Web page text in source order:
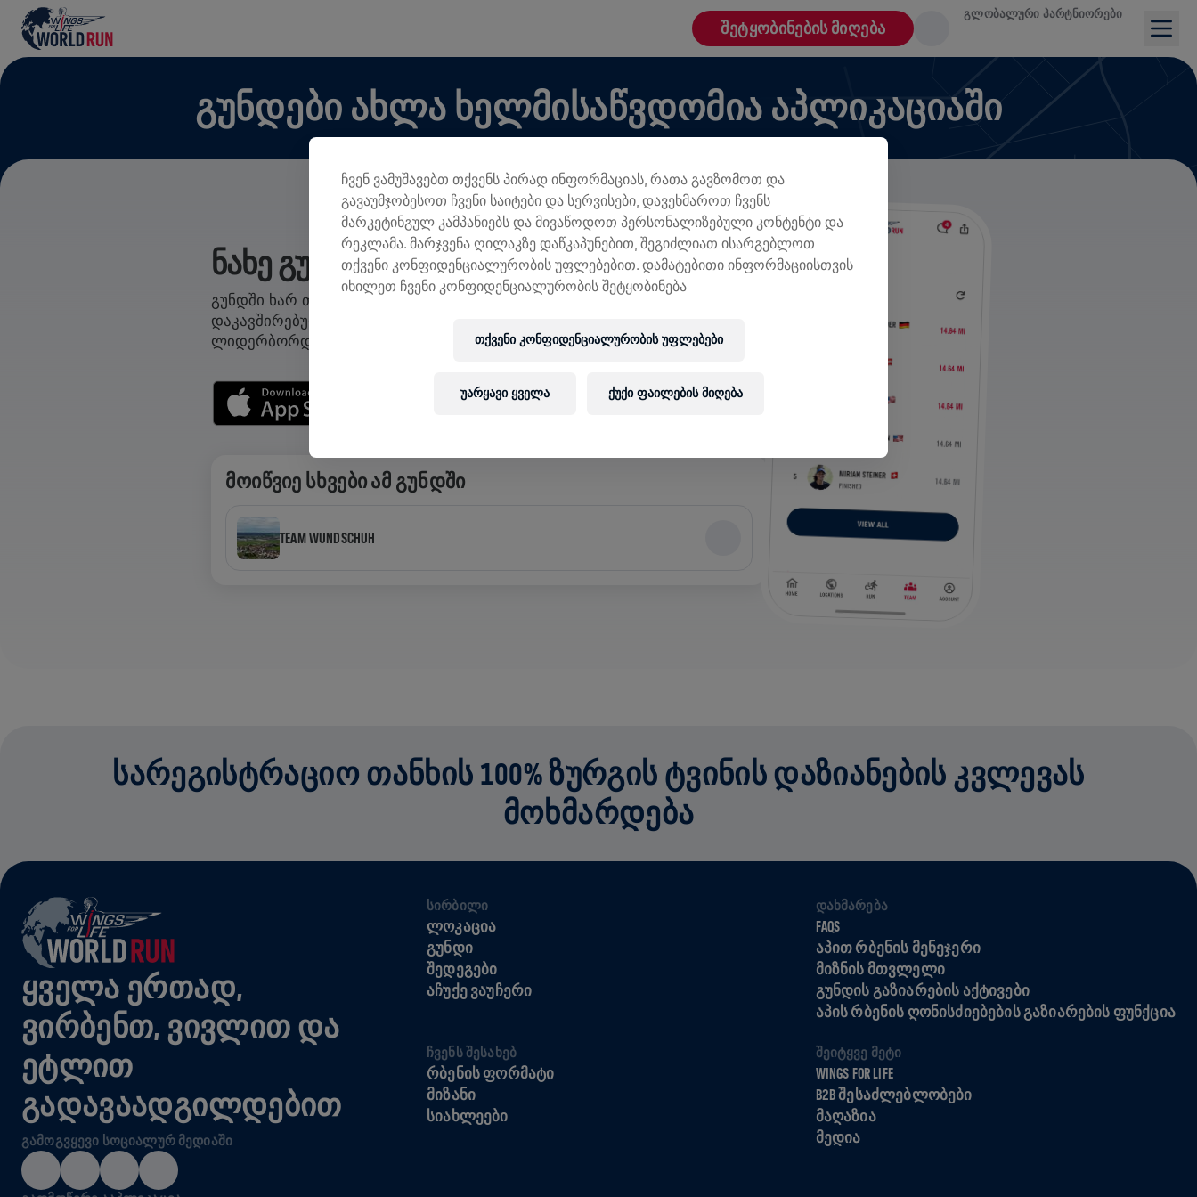
ᲨᲔᲢᲧᲝᲑᲘᲜᲔᲑᲘᲡ ᲛᲘᲦᲔᲑᲐ
ᲒᲚᲝᲑᲐᲚᲣᲠᲘ ᲞᲐᲠᲢᲜᲘᲝᲠᲔᲑᲘ
ᲒᲣᲜᲓᲔᲑᲘ ᲐᲮᲚᲐ ᲮᲔᲚᲛᲘᲡᲐᲬᲕᲓᲝᲛᲘᲐ ᲐᲞᲚᲘᲙᲐᲪᲘᲐᲨᲘ
ᲜᲐᲮᲔ ᲒᲣᲜᲓᲔᲑᲘ ᲐᲞᲚᲘᲙᲐᲪᲘᲐᲨᲘ
გუნდში ხარ თუ საკუთარს ქმნი, აპლიკაციაში შეისწავლეთ Teams-თან
დაკავშირებული ყველაფერი — ისაუბრეთ, თვალყური ადევნეთ თქვენს
ლიდერბორდს და ერთად აღნიშნეთ.
ᲛᲝᲘᲬᲕᲘᲔ ᲡᲮᲕᲔᲑᲘ ᲐᲛ ᲒᲣᲜᲓᲨᲘ
TEAM WUNDSCHUH
ᲡᲐᲠᲔᲒᲘᲡᲢᲠᲐᲪᲘᲝ ᲗᲐᲜᲮᲘᲡ 100% ᲖᲣᲠᲒᲘᲡ ᲢᲕᲘᲜᲘᲡ ᲓᲐᲖᲘᲐᲜᲔᲑᲘᲡ ᲙᲕᲚᲔᲕᲐᲡ
ᲛᲝᲮᲛᲐᲠᲓᲔᲑᲐ
ᲧᲕᲔᲚᲐ ᲔᲠᲗᲐᲓ,
ᲕᲘᲠᲑᲔᲜᲗ, ᲕᲘᲕᲚᲘᲗ ᲓᲐ
ᲔᲢᲚᲘᲗ
ᲒᲐᲓᲐᲕᲐᲐᲓᲒᲘᲚᲓᲔᲑᲘᲗ
ᲒᲐᲛᲝᲒᲕᲧᲔᲕᲘ ᲡᲝᲪᲘᲐᲚᲣᲠ ᲛᲔᲓᲘᲐᲨᲘ
ᲡᲘᲠᲑᲘᲚᲘ
ᲚᲝᲙᲐᲪᲘᲐ
ᲒᲣᲜᲓᲘ
ᲨᲔᲓᲔᲒᲔᲑᲘ
ᲐᲩᲣᲥᲔ ᲕᲐᲣᲩᲔᲠᲘ
ᲓᲐᲮᲛᲐᲠᲔᲑᲐ
FAQS
ᲐᲞᲘᲗ ᲠᲑᲔᲜᲘᲡ ᲛᲔᲜᲔᲯᲔᲠᲘ
ᲛᲘᲖᲜᲘᲡ ᲛᲗᲕᲚᲔᲚᲘ
ᲒᲣᲜᲓᲘᲡ ᲒᲐᲖᲘᲐᲠᲔᲑᲘᲡ ᲐᲥᲢᲘᲕᲔᲑᲘ
ᲐᲞᲘᲡ ᲠᲑᲔᲜᲘᲡ ᲦᲝᲜᲘᲡᲫᲘᲔᲑᲔᲑᲘᲡ ᲒᲐᲖᲘᲐᲠᲔᲑᲘᲡ ᲤᲣᲜᲥᲪᲘᲐ
ᲩᲕᲔᲜᲡ ᲨᲔᲡᲐᲮᲔᲑ
ᲠᲑᲔᲜᲘᲡ ᲤᲝᲠᲛᲐᲢᲘ
ᲛᲘᲖᲐᲜᲘ
ᲡᲘᲐᲮᲚᲔᲔᲑᲘ
ᲨᲔᲘᲢᲧᲕᲔ ᲛᲔᲢᲘ
WINGS FOR LIFE
B2B ᲨᲔᲡᲐᲫᲚᲔᲑᲚᲝᲑᲔᲑᲘ
ᲛᲐᲦᲐᲖᲘᲐ
ᲛᲔᲓᲘᲐ
ჩვენ ვამუშავებთ თქვენს პირად ინფორმაციას, რათა გავზომოთ და
გავაუმჯობესოთ ჩვენი საიტები და სერვისები, დავეხმაროთ ჩვენს
მარკეტინგულ კამპანიებს და მივაწოდოთ პერსონალიზებული კონტენტი და
რეკლამა. მარჯვენა ღილაკზე დაწკაპუნებით, შეგიძლიათ ისარგებლოთ
თქვენი კონფიდენციალურობის უფლებებით. დამატებითი ინფორმაციისთვის
იხილეთ ჩვენი კონფიდენციალურობის შეტყობინება
თქვენი კონფიდენციალურობის უფლებები
უარყავი ყველა ქუქი ფაილების მიღება